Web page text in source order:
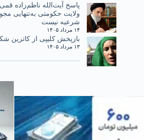
پاسخ آیت‌الله ناظم‌زاده
ولایت حکومتی به‌تنهایی
شرعیه نیست
۱۴ مرداد ۱۴۰۵
بازپخش کلیپی از کاترین
۱۳ مرداد ۱۴۰۵